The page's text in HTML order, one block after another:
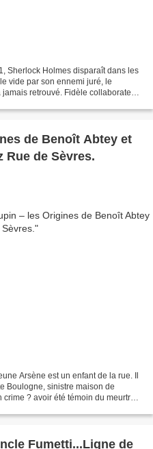
Sherlock Holmes disparaît dans les
vide par son ennemi juré, le
retrouvé. Fidèle collaborateur
de Benoît Abtey et
Rue de Sèvres.
Arsène est un enfant de la rue. Il
Boulogne, sinistre maison de
? avoir été témoin du meurtre
Fumetti...Ligne de